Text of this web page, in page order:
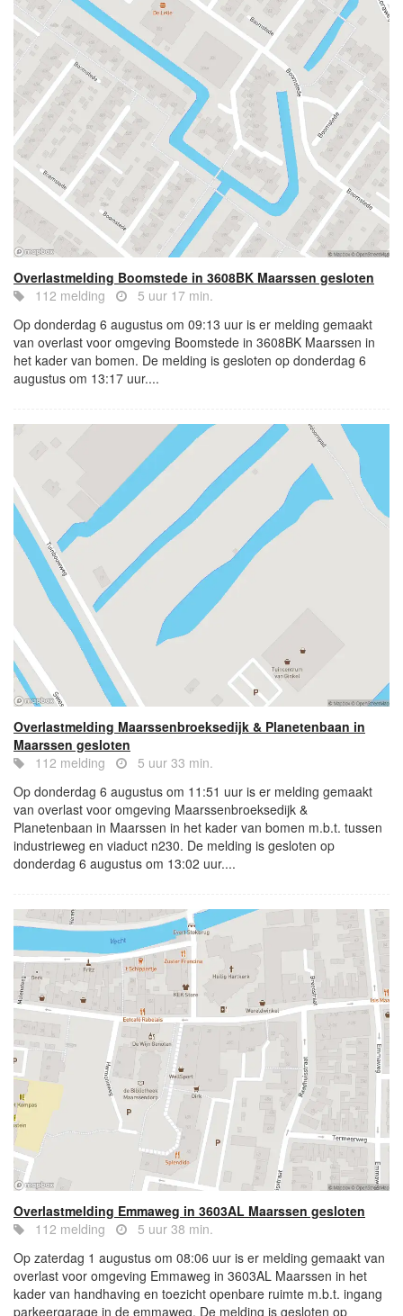
Overlastmelding Boomstede in 3608BK Maarssen gesloten
112 melding
5 uur 17 min.
Op donderdag 6 augustus om 09:13 uur is er melding gemaakt
van overlast voor omgeving Boomstede in 3608BK Maarssen in
het kader van bomen. De melding is gesloten op donderdag 6
augustus om 13:17 uur....
Overlastmelding Maarssenbroeksedijk & Planetenbaan in
Maarssen gesloten
112 melding
5 uur 33 min.
Op donderdag 6 augustus om 11:51 uur is er melding gemaakt
van overlast voor omgeving Maarssenbroeksedijk &
Planetenbaan in Maarssen in het kader van bomen m.b.t. tussen
industrieweg en viaduct n230. De melding is gesloten op
donderdag 6 augustus om 13:02 uur....
Overlastmelding Emmaweg in 3603AL Maarssen gesloten
112 melding
5 uur 38 min.
Op zaterdag 1 augustus om 08:06 uur is er melding gemaakt van
overlast voor omgeving Emmaweg in 3603AL Maarssen in het
kader van handhaving en toezicht openbare ruimte m.b.t. ingang
parkeergarage in de emmaweg. De melding is gesloten op